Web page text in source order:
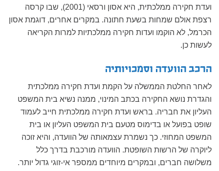
ועדת חקירה ממלכתית, היא אסון ורסאי (2001), שבו קרסה
רצפת אולם שמחות בשעת חתונה. במקרים אחרים, דוגמת אסון
הכרמל, לא הוקמו ועדות חקירה ממלכתיות למרות הקריאה
לעשות כן.
הרכב הוועדה וסמכויותיה
לאחר החלטת הממשלה על הקמת ועדת חקירה ממלכתית
והגדרת נושא החקירה בכתב המינוי, ממנה נשיא בית המשפט
העליון את חבריה. בראש ועדת חקירה ממלכתית חייב לעמוד
שופט בפועל או בדימוס מטעם בית המשפט העליון או בית
המשפט המחוזי. כך נשמרת עצמאותה של הוועדה, והיא זוכה
ליוקרה של הרשות השופטת. הוועדה מורכבת בדרך כלל
משלושה חברים, ובמקרים מיוחדים ממספר אי-זוגי גדול יותר.